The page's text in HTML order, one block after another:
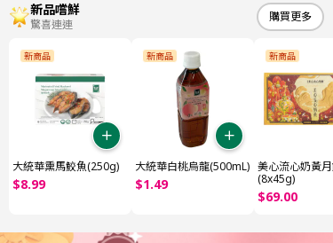
新品嚐鮮
驚喜連連
購買更多
新商品
大統華熏馬鮫魚(250g)
$8.99
新商品
大統華白桃烏龍(500mL)
$1.49
新商品
美心流心奶黃月
(8x45g)
$69.00